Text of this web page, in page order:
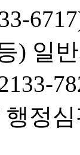
) 일
행정심